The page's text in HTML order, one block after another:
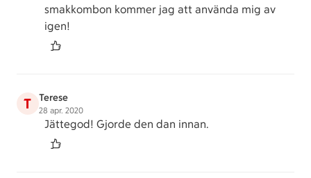
smakkombon kommer jag att använda mig av
igen!
T Terese
28 apr. 2020
Jättegod! Gjorde den dan innan.